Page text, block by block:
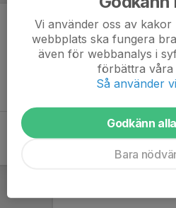
Inget referat
Vi använder oss av
webbplats ska fungera
även för webbanalys i
förbättra våra
Så använder
Godkänn
Bara